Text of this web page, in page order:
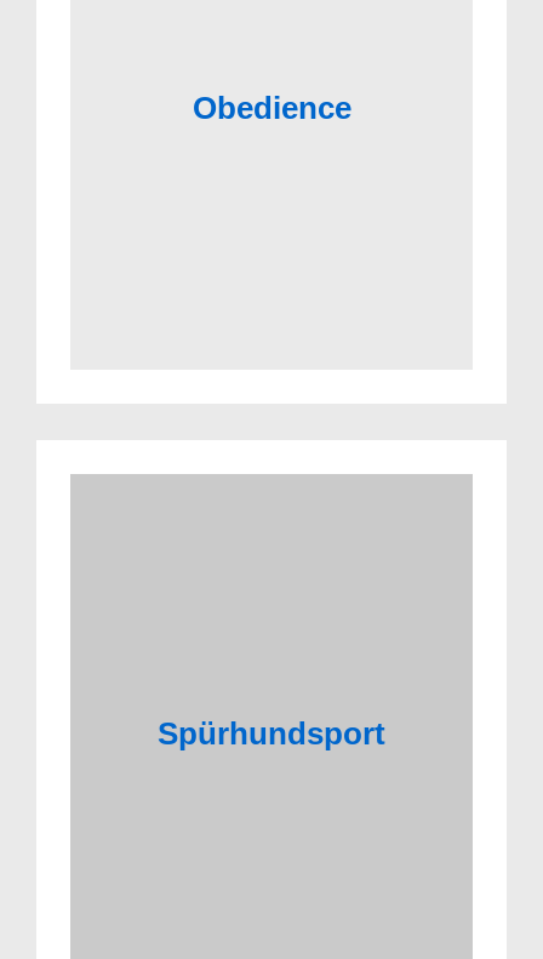
Obedience
Spürhundsport